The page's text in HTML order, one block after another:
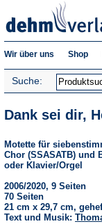
Wir über uns Shop
Suche:
Dank sei dir,
Motette für
Chor (SSASATB) und
oder Klavier/Orgel
2006/2020, 9 Seiten
70 Seiten
21 cm x 29,7 cm,
Text und Musik: